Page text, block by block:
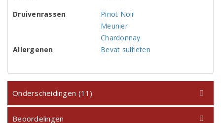
Druivenrassen
Pinot Noir
Meunier
Chardonnay
Allergenen
Bevat sulfieten
Onderscheidingen (11)
Beoordelingen